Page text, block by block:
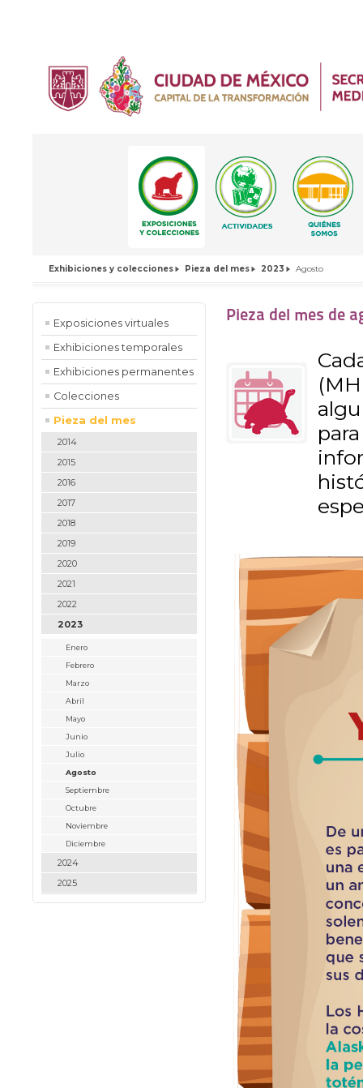
Exhibiciones y colecciones Pieza del mes 2023 Agosto
Exposiciones virtuales
Exhibiciones temporales
Exhibiciones permanentes
Colecciones
Pieza del mes
2014
2015
2016
2017
2018
2019
2020
2021
2022
2023
Enero
Febrero
Marzo
Abril
Mayo
Junio
Julio
Agosto
Septiembre
Octubre
Noviembre
Diciembre
2024
2025
Pieza del mes de